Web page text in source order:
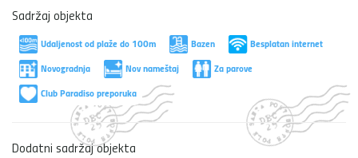
Sadržaj objekta
Udaljenost od plaže do 100m Bazen
Besplatan internet
Novogradnja
Nov nameštaj
Za parove
Club Paradiso preporuka
Dodatni sadržaj objekta